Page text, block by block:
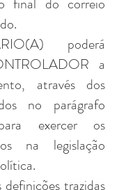
poderá
a
através dos
no parágrafo
exercer os
na legislação
trazidas